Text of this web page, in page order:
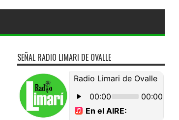
SEÑAL RADIO LIMARI DE OVALLE